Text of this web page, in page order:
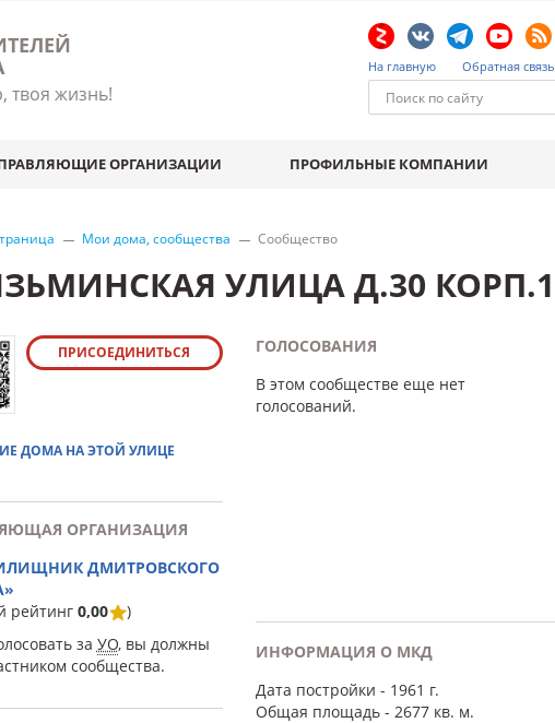
твоя жизнь!
На главную Обратная связь
ОРГАНИЗАЦИИ ПРОФИЛЬНЫЕ КОМПАНИИ
Мои дома, сообщества Сообщество
УЛИЦА Д.30 КОРП.1
ПРИСОЕДИНИТЬСЯ
ДОМА НА ЭТОЙ УЛИЦЕ
ОРГАНИЗАЦИЯ
ДМИТРОВСКОГО
рейтинг 0,00
)
за УО, вы должны
сообщества.
ГОЛОСОВАНИЯ
В этом сообществе еще нет
голосований.
ИНФОРМАЦИЯ О МКД
Дата постройки - 1961 г.
Общая площадь- 2677 кв. м.